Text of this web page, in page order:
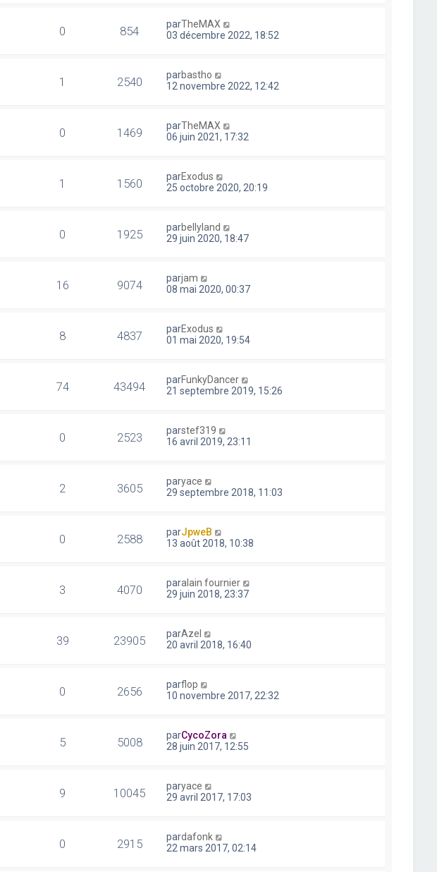
0 854 parTheMAX
03 décembre 2022, 18:52
1 2540 parbastho
12 novembre 2022, 12:42
0 1469 parTheMAX
06 juin 2021, 17:32
1 1560 parExodus
25 octobre 2020, 20:19
0 1925 parbellyland
29 juin 2020, 18:47
16 9074 parjam
08 mai 2020, 00:37
8 4837 parExodus
01 mai 2020, 19:54
74 43494 parFunkyDancer
21 septembre 2019, 15:26
0 2523 parstef319
16 avril 2019, 23:11
2 3605 paryace
29 septembre 2018, 11:03
0 2588 parJpweB
13 août 2018, 10:38
3 4070 paralain fournier
29 juin 2018, 23:37
39 23905 parAzel
20 avril 2018, 16:40
0 2656 parflop
10 novembre 2017, 22:32
5 5008 parCycoZora
28 juin 2017, 12:55
9 10045 paryace
29 avril 2017, 17:03
0 2915 pardafonk
22 mars 2017, 02:14